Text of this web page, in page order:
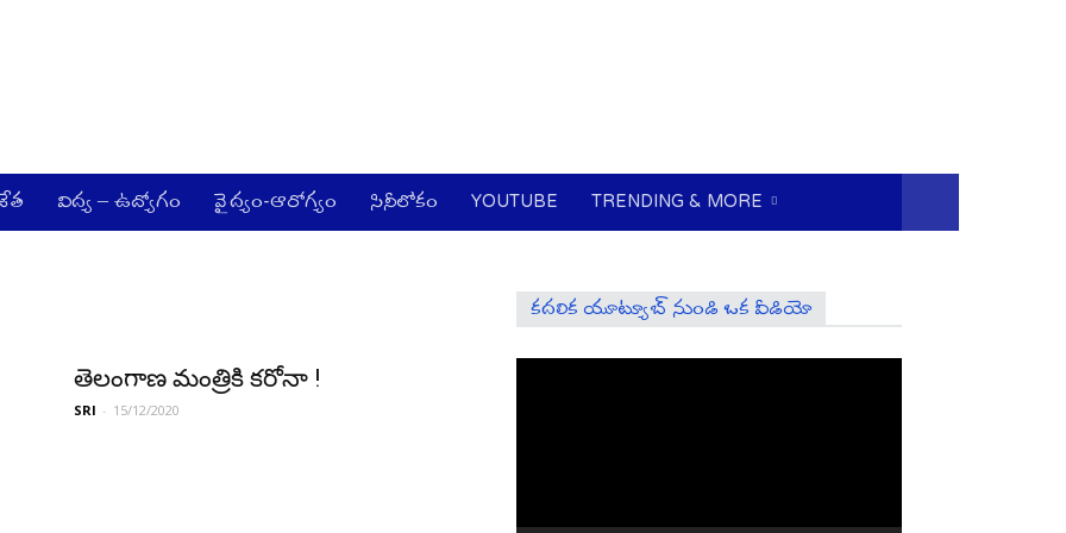
విద్య – ఉద్యోగం వైద్యం-ఆరోగ్యం సినీలోకం YOUTUBE TRENDING & MORE
తెలంగాణ మంత్రికి క‌రోనా !
SRI - 15/12/2020
కదలిక యూట్యూబ్ నుండి ఒక వీడియో